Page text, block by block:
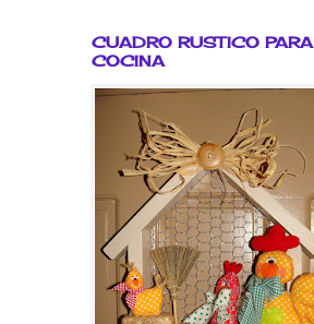
CUADRO RUSTICO PARA
COCINA